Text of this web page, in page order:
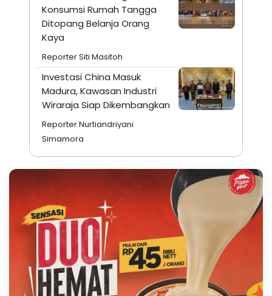
Konsumsi Rumah Tangga
Ditopang Belanja Orang
Kaya
Reporter Siti Masitoh
Investasi China Masuk
Madura, Kawasan Industri
Wiraraja Siap Dikembangkan
Reporter Nurtiandriyani
Simamora